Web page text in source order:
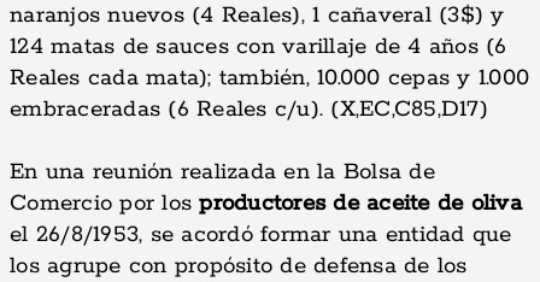
naranjos nuevos (4 Reales), 1 cañaveral (3$) y
124 matas de sauces con varillaje de 4 años (6
Reales cada mata); también, 10.000 cepas y 1.000
embraceradas (6 Reales c/u). (X,EC,C85,D17)
En una reunión realizada en la Bolsa de
Comercio por losproductores de aceite de oliva
el 26/8/1953, se acordó formar una entidad que
los agrupe con propósito de defensa de los